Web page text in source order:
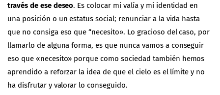
través de ese deseo. Es colocar mi valía y mi identidad en
una posición o un estatus social; renunciar a la vida hasta
que no consiga eso que “necesito». Lo gracioso del caso, por
llamarlo de alguna forma, es que nunca vamos a conseguir
eso que «necesito» porque como sociedad también hemos
aprendido a reforzar la idea de que el cielo es el límite y no
ha disfrutar y valorar lo conseguido.